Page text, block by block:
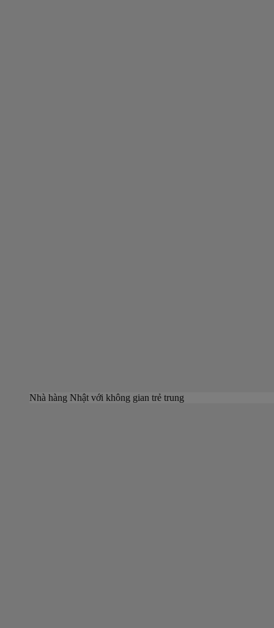
Nhà hàng Nhật với không gian trẻ trung